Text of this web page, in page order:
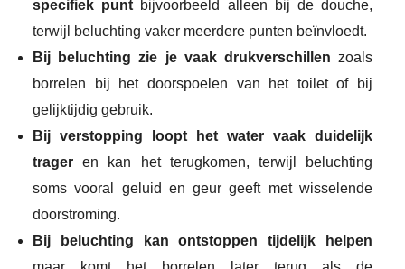
specifiek punt bijvoorbeeld alleen bij de douche,
terwijl beluchting vaker meerdere punten beïnvloedt.
Bij beluchting zie je vaak drukverschillen zoals
borrelen bij het doorspoelen van het toilet of bij
gelijktijdig gebruik.
Bij verstopping loopt het water vaak duidelijk
trager en kan het terugkomen, terwijl beluchting
soms vooral geluid en geur geeft met wisselende
doorstroming.
Bij beluchting kan ontstoppen tijdelijk helpen